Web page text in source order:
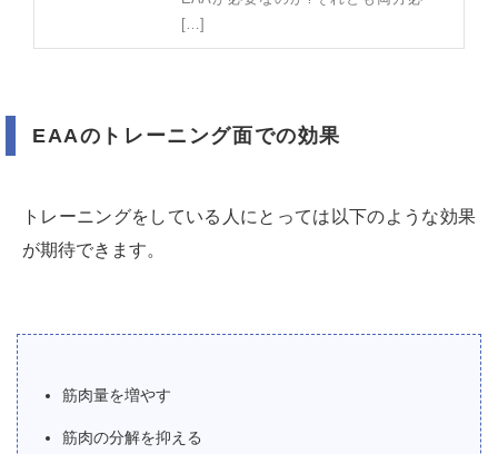
[…]
EAAのトレーニング面での効果
トレーニングをしている人にとっては以下のような効果
が期待できます。
筋肉量を増やす
筋肉の分解を抑える